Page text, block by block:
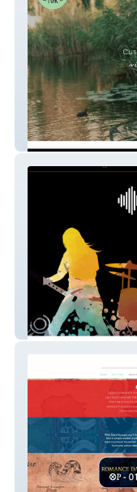
Wild & Free Folk
Just Backing